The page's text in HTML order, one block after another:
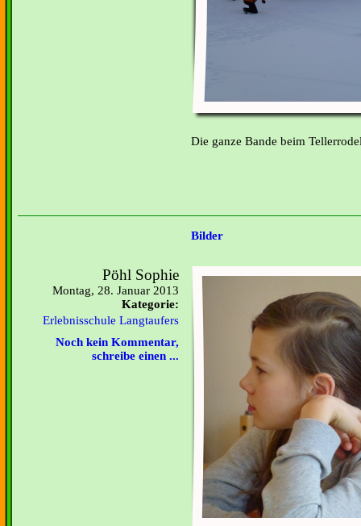
Die ganze Bande beim
Bilder
Pöhl Sophie
Montag, 28. Januar 2013
Kategorie:
Erlebnisschule Langtaufers
Noch kein Kommentar,
schreibe einen ...